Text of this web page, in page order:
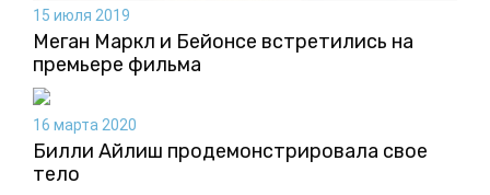
15 июля 2019
Меган Маркл и Бейонсе встретились на
премьере фильма
16 марта 2020
Билли Айлиш продемонстрировала свое
тело